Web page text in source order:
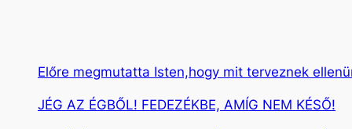
Előre megmutatta Isten,hogy mit terveznek
JÉG AZ ÉGBŐL! FEDEZÉKBE, AMÍG NEM KÉSŐ!